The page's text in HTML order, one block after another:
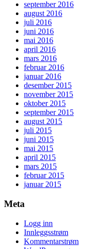
september 2016
august 2016
juli 2016
juni 2016
mai 2016
april 2016
mars 2016
februar 2016
januar 2016
desember 2015
november 2015
oktober 2015
september 2015
august 2015
juli 2015
juni 2015
mai 2015
april 2015
mars 2015
februar 2015
januar 2015
Meta
Logg inn
Innleggsstrøm
Kommentarstrøm